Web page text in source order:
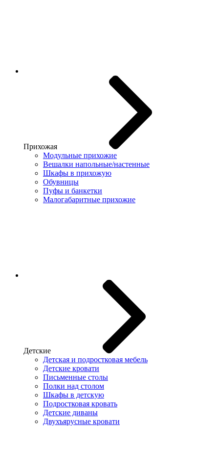
Прихожая
Модульные прихожие
Вешалки напольные/настенные
Шкафы в прихожую
Обувницы
Пуфы и банкетки
Малогабаритные прихожие
Детские
Детская и подростковая мебель
Детские кровати
Письменные столы
Полки над столом
Шкафы в детскую
Подростковая кровать
Детские диваны
Двухъярусные кровати